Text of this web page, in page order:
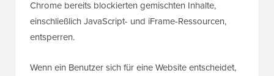
Chrome bereits blockierten gemischten Inhalte,
einschließlich JavaScript- und iFrame-Ressourcen,
entsperren.
Wenn ein Benutzer sich für eine Website entscheidet,